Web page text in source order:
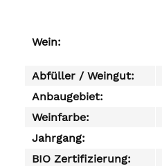
Wein:
Abfüller / Weingut:
Anbaugebiet:
Weinfarbe:
Jahrgang:
BIO Zertifizierung: